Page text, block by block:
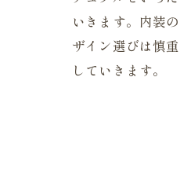
いきます。内装
ザイン選びは慎
していきます。